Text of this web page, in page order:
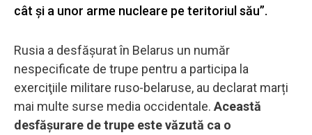
cât și a unor arme nucleare pe teritoriul său”.
Rusia a desfăşurat în Belarus un număr
nespecificate de trupe pentru a participa la
exerciţiile militare ruso-belaruse, au declarat marți
mai multe surse media occidentale. Această
desfășurare de trupe este văzută ca o